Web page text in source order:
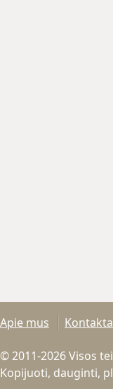
Apie mus
© 2011-2026 Visos
Kopijuoti, dauginti,